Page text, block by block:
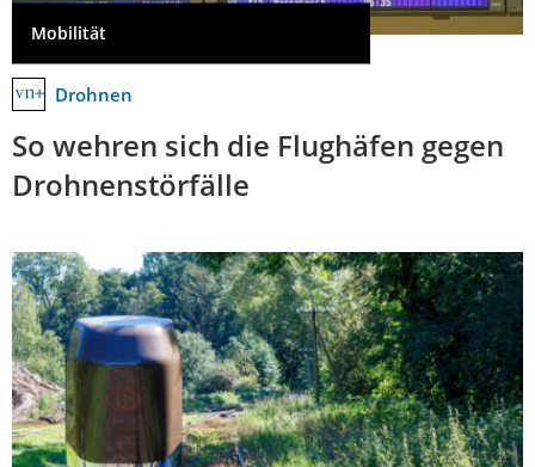
Mobilität
Drohnen
So wehren sich die Flughäfen gegen
Drohnenstörfälle